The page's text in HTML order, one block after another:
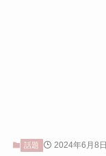
話題 2024年6月8日